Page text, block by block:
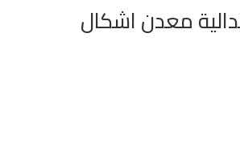
ميدالية معدن اشكال